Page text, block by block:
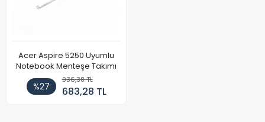
Acer Aspire 5250 Uyumlu
Notebook Menteşe Takımı
%27
936,38 TL
683,28 TL